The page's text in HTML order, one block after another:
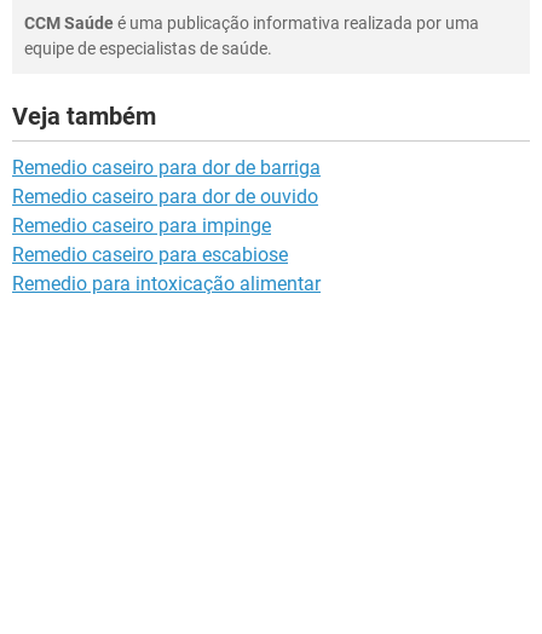
CCM Saúdeé uma publicação informativa realizada por uma
equipe de especialistas de saúde.
Veja também
Remedio caseiro para dor de barriga
Remedio caseiro para dor de ouvido
Remedio caseiro para impinge
Remedio caseiro para escabiose
Remedio para intoxicação alimentar